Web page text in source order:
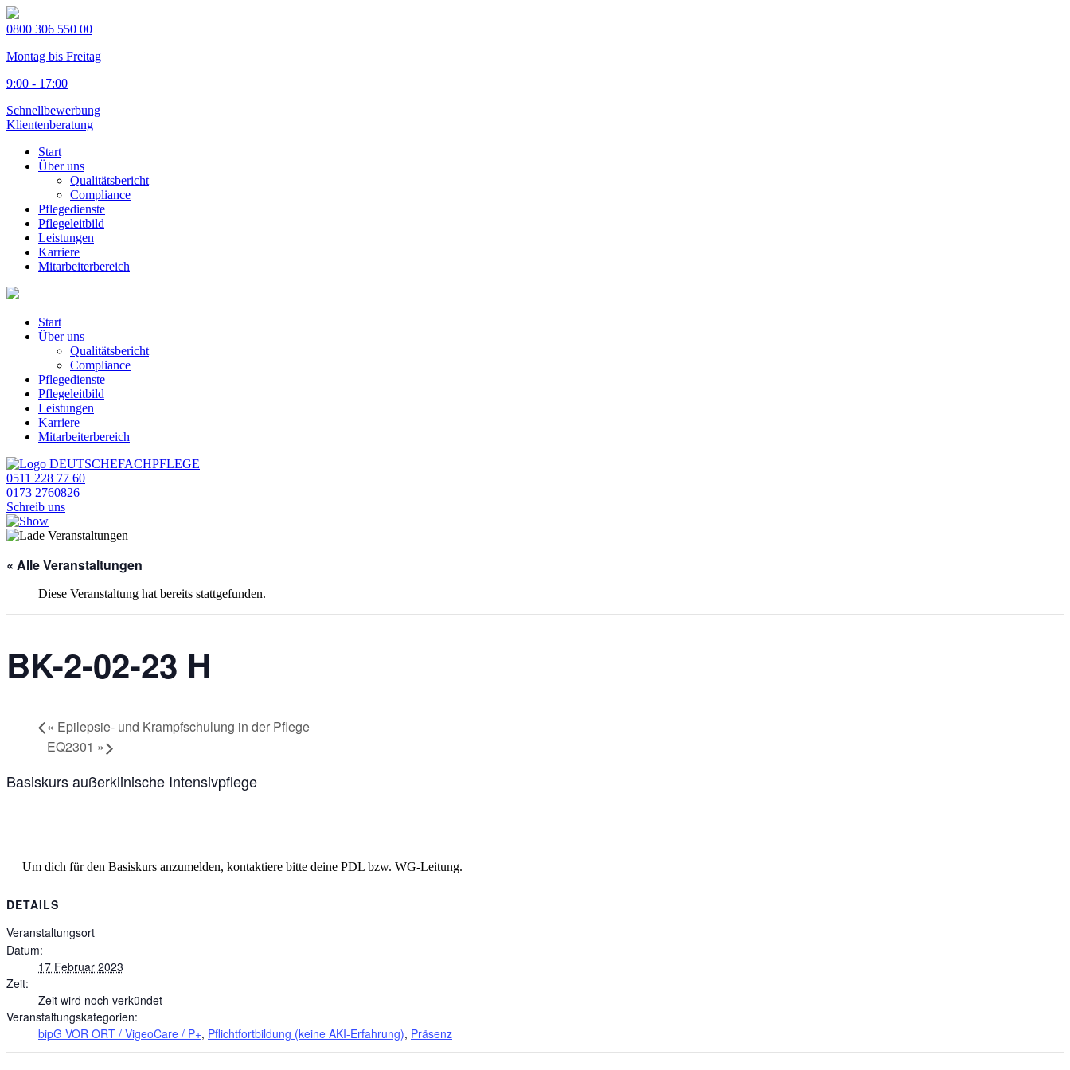
0800 306 550 00
Montag bis Freitag
9:00 - 17:00
Schnellbewerbung
Klientenberatung
Start
Über uns
Qualitätsbericht
Compliance
Pflegedienste
Pflegeleitbild
Leistungen
Karriere
Mitarbeiterbereich
Start
Über uns
Qualitätsbericht
Compliance
Pflegedienste
Pflegeleitbild
Leistungen
Karriere
Mitarbeiterbereich
0511 228 77 60
0173 2760826
Schreib uns
« Alle Veranstaltungen
Diese Veranstaltung hat bereits stattgefunden.
BK-2-02-23 H
« Epilepsie- und Krampfschulung in der Pflege
EQ2301 »
Basiskurs außerklinische Intensivpflege
Um dich für den Basiskurs anzumelden, kontaktiere bitte deine PDL bzw. WG-Leitung.
DETAILS
Veranstaltungsort
Datum:
17 Februar 2023
Zeit:
Zeit wird noch verkündet
Veranstaltungskategorien:
bipG VOR ORT / VigeoCare / P+, Pflichtfortbildung (keine AKI-Erfahrung), Präsenz